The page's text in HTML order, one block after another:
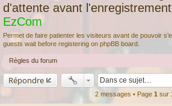
d'attente avant l'enregistrement
EzCom
Permet de faire patienter les visiteurs avant de pouvoir
guests wait before registering on phpBB board.
Règles du forum
Répondre
2 messages • Page 1 sur